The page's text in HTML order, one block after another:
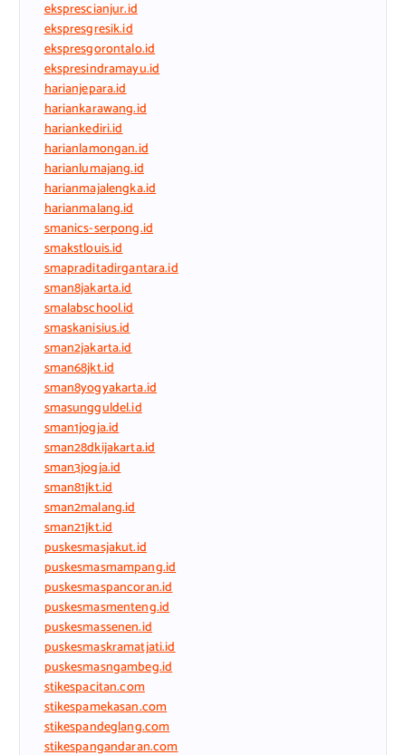
eksprescianjur.id
ekspresgresik.id
ekspresgorontalo.id
ekspresindramayu.id
harianjepara.id
hariankarawang.id
hariankediri.id
harianlamongan.id
harianlumajang.id
harianmajalengka.id
harianmalang.id
smanics-serpong.id
smakstlouis.id
smapraditadirgantara.id
sman8jakarta.id
smalabschool.id
smaskanisius.id
sman2jakarta.id
sman68jkt.id
sman8yogyakarta.id
smasungguldel.id
sman1jogja.id
sman28dkijakarta.id
sman3jogja.id
sman81jkt.id
sman2malang.id
sman21jkt.id
puskesmasjakut.id
puskesmasmampang.id
puskesmaspancoran.id
puskesmasmenteng.id
puskesmassenen.id
puskesmaskramatjati.id
puskesmasngambeg.id
stikespacitan.com
stikespamekasan.com
stikespandeglang.com
stikespangandaran.com